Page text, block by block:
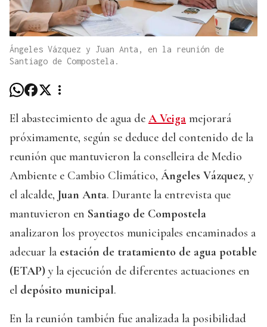
Ángeles Vázquez y Juan Anta, en la reunión de
Santiago de Compostela.
El abastecimiento de agua de A Veiga mejorará
próximamente, según se deduce del contenido de la
reunión que mantuvieron la conselleira de Medio
Ambiente e Cambio Climático, Ángeles Vázquez, y
el alcalde, Juan Anta. Durante la entrevista que
mantuvieron en Santiago de Compostela
analizaron los proyectos municipales encaminados a
adecuar la estación de tratamiento de agua potable
(ETAP) y la ejecución de diferentes actuaciones en
el depósito municipal.
En la reunión también fue analizada la posibilidad